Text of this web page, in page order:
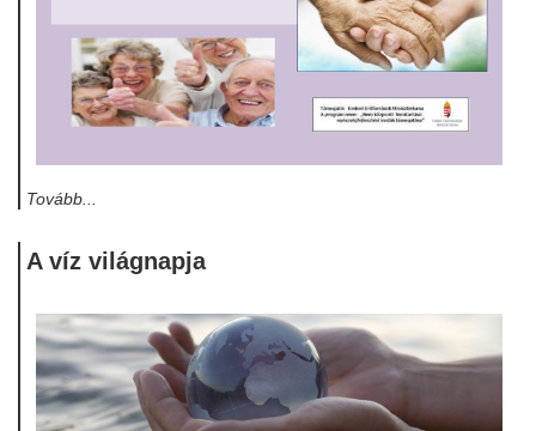
Tovább...
A víz világnapja